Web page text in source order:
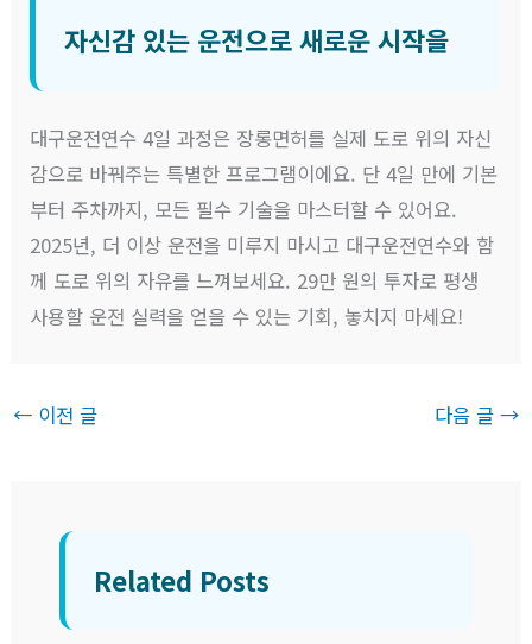
자신감 있는 운전으로 새로운 시작을
대구운전연수 4일 과정은 장롱면허를 실제 도로 위의 자신
감으로 바꿔주는 특별한 프로그램이에요. 단 4일 만에 기본
부터 주차까지, 모든 필수 기술을 마스터할 수 있어요.
2025년, 더 이상 운전을 미루지 마시고 대구운전연수와 함
께 도로 위의 자유를 느껴보세요. 29만 원의 투자로 평생
사용할 운전 실력을 얻을 수 있는 기회, 놓치지 마세요!
←이전 글 다음 글→
Related Posts